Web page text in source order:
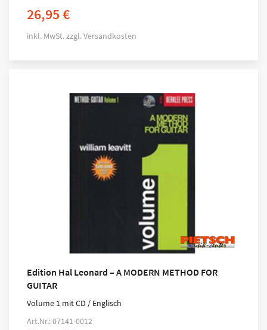
26,95€
inkl. MwSt. zzgl.Versandkosten
Edition Hal Leonard – A MODERN METHOD FOR
GUITAR
Volume 1 mit CD / Englisch
Art.Nr.: 07141-0012